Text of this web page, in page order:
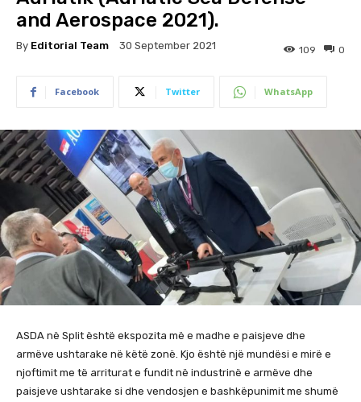
and Aerospace 2021).
By Editorial Team 30 September 2021 0
109
Facebook Twitter WhatsApp
ASDA në Split është ekspozita më e madhe e paisjeve dhe
armëve ushtarake në këtë zonë. Kjo është një mundësi e mirë e
njoftimit me të arriturat e fundit në industrinë e armëve dhe
paisjeve ushtarake si dhe vendosjen e bashkëpunimit me shumë